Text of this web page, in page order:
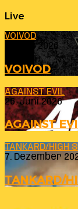
Live
VOIVOD
23. Juli 2026
VOIVOD
AGAINST EVIL
26. Juni 2026
AGAINST
TANKARD/HIGH
7. Dezember
TANKARD/